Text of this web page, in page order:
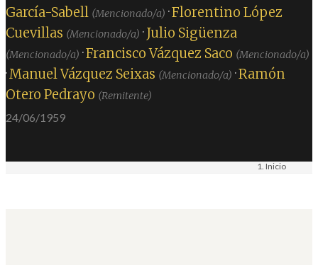
García-Sabell (Mencionado/a) ·Florentino López
Cuevillas (Mencionado/a) ·Julio Sigüenza
(Mencionado/a) ·Francisco Vázquez Saco (Mencionado/a)
·Manuel Vázquez Seixas (Mencionado/a) ·Ramón
Otero Pedrayo (Remitente)
24/06/1959
Inicio